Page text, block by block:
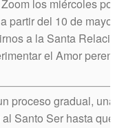
los miércoles
partir del 10 de
a la Santa
el Amor
proceso gradual,
Santo Ser hasta